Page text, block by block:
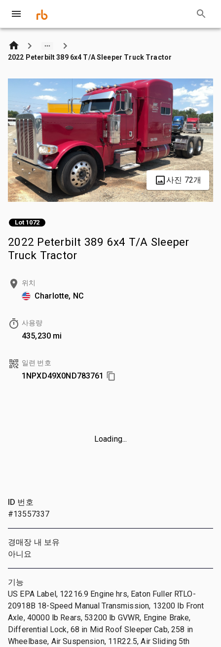
2022 Peterbilt 389 6x4 T/A Sleeper Truck Tractor
사진 72개
Lot 1072
2022 Peterbilt 389 6x4 T/A Sleeper
Truck Tractor
위치
Charlotte, NC
사용량
435,230 mi
일련 번호
1NPXD49X0ND783761
Loading...
ID 번호
#13557337
경매장 내 보유
아니요
기능
US EPA Label, 12216.9 Engine hrs, Eaton Fuller RTLO-
20918B 18-Speed Manual Transmission, 13200 lb Front
Axle, 40000 lb Rears, 53200 lb GVWR, Engine Brake,
Differential Lock, 68 in Mid Roof Sleeper Cab, 258 in
Wheelbase, Air Suspension, 11R22.5, Air Sliding 5th